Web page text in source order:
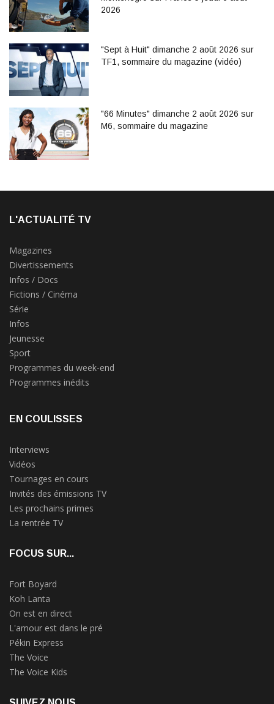
2026
"Sept à Huit" dimanche 2 août 2026 sur
TF1, sommaire du magazine (vidéo)
"66 Minutes" dimanche 2 août 2026 sur
M6, sommaire du magazine
L'ACTUALITÉ TV
Magazines
Divertissements
Infos / Docs
Fictions / Cinéma
Série
Infos
Jeunesse
Sport
Programmes du week-end
Programmes inédits
EN COULISSES
Interviews
Vidéos
Tournages en cours
Invités des émissions TV
Les prochains primes
La rentrée TV
FOCUS SUR...
Fort Boyard
Koh Lanta
On est en direct
L'amour est dans le pré
Pékin Express
The Voice
The Voice Kids